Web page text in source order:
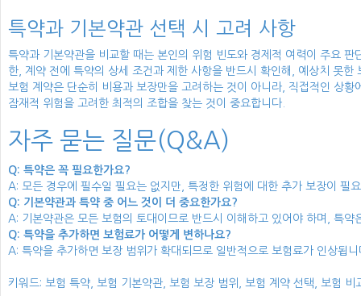
특약과 기본약관 선택 시 고려 사항
특약과 기본약관을 비교할 때는 본인의 위험 빈도와 경제적 여력이 주요
한, 계약 전에 특약의 상세 조건과 제한 사항을 반드시 확인해, 예상치 못한
보험 계약은 단순히 비용과 보장만을 고려하는 것이 아니라, 직접적인 상
잠재적 위험을 고려한 최적의 조합을 찾는 것이 중요합니다.
자주 묻는 질문(Q&A)
Q: 특약은 꼭 필요한가요?
A: 모든 경우에 필수일 필요는 없지만, 특정한 위험에 대한 추가 보장이 필
Q: 기본약관과 특약 중 어느 것이 더 중요한가요?
A: 기본약관은 모든 보험의 토대이므로 반드시 이해하고 있어야 하며, 특
Q: 특약을 추가하면 보험료가 어떻게 변하나요?
A: 특약을 추가하면 보장 범위가 확대되므로 일반적으로 보험료가 인상됩
키워드: 보험 특약, 보험 기본약관, 보험 보장 범위, 보험 계약 선택, 보험 비